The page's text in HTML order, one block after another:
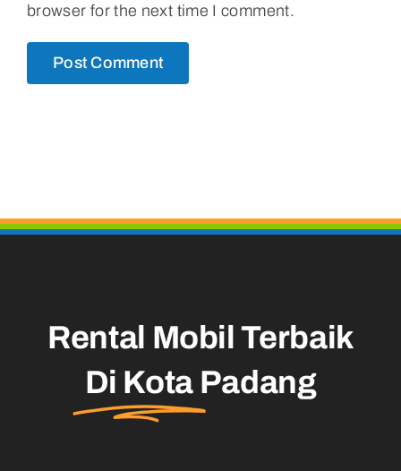
browser for the next time I comment.
Rental Mobil Terbaik
Di Kota Padang